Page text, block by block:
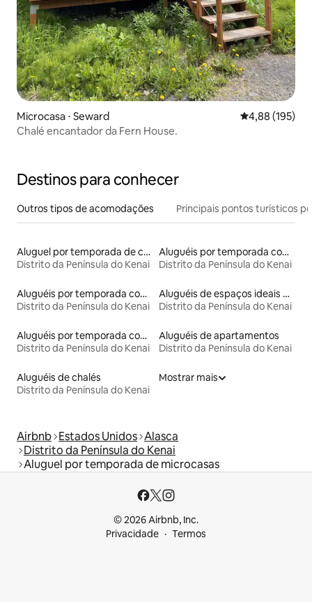
Microcasa ⋅ Seward 4,88 de uma
4,88 (195)
Chalé encantador da Fern House.
Destinos para conhecer
Outros tipos de acomodações Principais pontos turísticos
Aluguel por temporada de casas de veraneio
Distrito da Península do Kenai
Aluguéis por temporada com banheiro para PCD
Distrito da Península do Kenai
Aluguéis por temporada com banheira de hidromassagem
Distrito da Península do Kenai
Aluguéis de espaços ideais para famílias
Distrito da Península do Kenai
Aluguéis por temporada com suítes privativas
Distrito da Península do Kenai
Aluguéis de apartamentos
Distrito da Península do Kenai
Aluguéis de chalés
Distrito da Península do Kenai
Mostrar mais
Airbnb Estados Unidos Alasca
Distrito da Península do Kenai
Aluguel por temporada de microcasas
© 2026 Airbnb, Inc.
Privacidade
Termos